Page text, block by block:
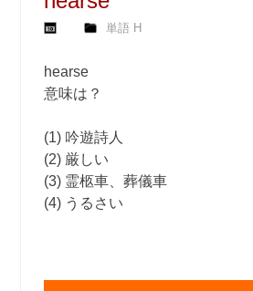
単語 H
hearse
意味は？
(1) 吟遊詩人
(2) 厳しい
(3) 霊柩車、葬儀車
(4) うるさい